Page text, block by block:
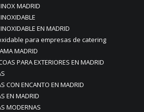
MADRID
EN MADRID
para empresas de catering
MADRID
PARA EXTERIORES EN MADRID
CON ENCANTO EN MADRID
EN MADRID
MODERNAS